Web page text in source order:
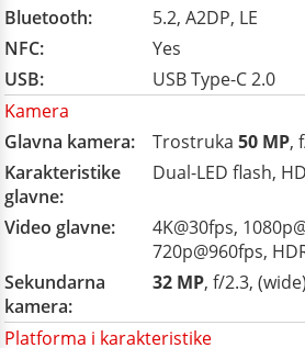
Bluetooth:
5.2, A2DP, LE
NFC:
Yes
USB:
USB Type-C 2.0
Kamera
Glavna kamera:
Trostruka 50 MP,
Karakteristike
glavne:
Dual-LED flash,
Video glavne:
4K@30fps,
720p@960fps,
Sekundarna
kamera:
32 MP, f/2.3,
Platforma i karakteristike